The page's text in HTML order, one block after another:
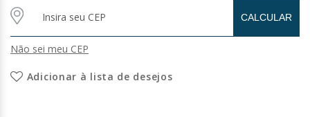
Não sei meu CEP
Adicionar à lista de desejos